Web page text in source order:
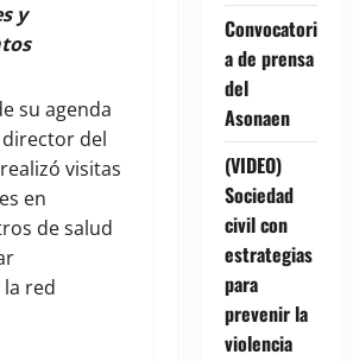
y
su agenda
del
visitas
en
de salud
red
Convocatori
a de prensa
del
Asonaen
(VIDEO)
Sociedad
civil con
estrategias
para
prevenir la
violencia